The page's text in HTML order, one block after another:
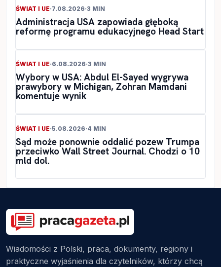
ŚWIAT I UE·7.08.2026·3 MIN
Administracja USA zapowiada głęboką
reformę programu edukacyjnego Head Start
ŚWIAT I UE·6.08.2026·3 MIN
Wybory w USA: Abdul El-Sayed wygrywa
prawybory w Michigan, Zohran Mamdani
komentuje wynik
ŚWIAT I UE·5.08.2026·4 MIN
Sąd może ponownie oddalić pozew Trumpa
przeciwko Wall Street Journal. Chodzi o 10
mld dol.
Wiadomości z Polski, praca, dokumenty, regiony i
praktyczne wyjaśnienia dla czytelników, którzy chcą